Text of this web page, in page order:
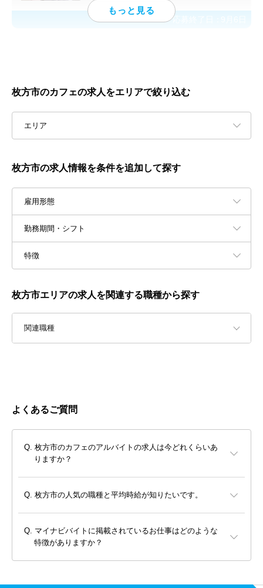
応募終了日：
枚方市のカフェの求人をエリアで絞り込む
エリア
枚方市の求人情報を条件を追加して探す
雇用形態
勤務期間・シフト
特徴
枚方市エリアの求人を関連する職種から探す
関連職種
よくあるご質問
枚方市のカフェのアルバイトの求人は今どれくらいあ
りますか？
枚方市の人気の職種と平均時給が知りたいです。
マイナビバイトに掲載されているお仕事はどのような
特徴がありますか？